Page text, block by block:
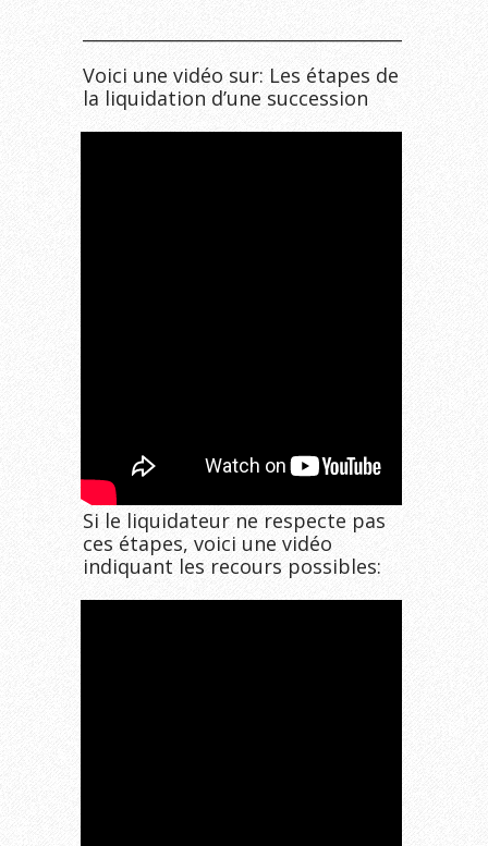
Voici une vidéo sur: Les étapes de
la liquidation d’une succession
Si le liquidateur ne respecte pas
ces étapes, voici une vidéo
indiquant les recours possibles: